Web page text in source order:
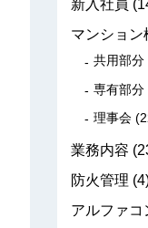
新入社員
マンション
共用部分
専有部分
理事会
業務内容
防火管理
アルファコ